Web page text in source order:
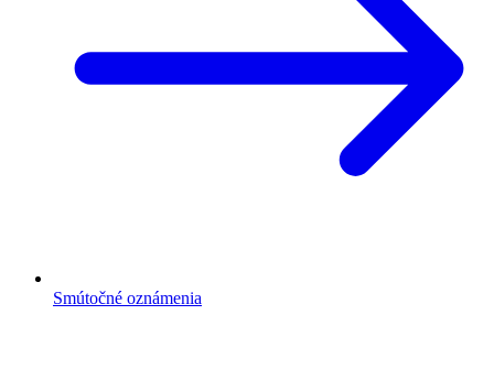
Smútočné oznámenia